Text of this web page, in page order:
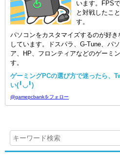
います。FPS
と対戦したこ
す。
パソコンをカスタマイズするのが好
しています。ドスパラ、G-Tune、パ
ア、HP、フロンティアなどのゲーミ
す。
ゲーミングPCの選び方で迷ったら、
い(╹◡╹)
@gamepcbankをフォロー